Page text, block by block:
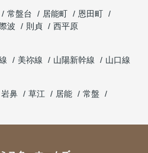
常盤台 居能町
恩田町
波 則貞
西平原
美祢線 山陽新幹線
山口線
岩鼻 草江 居能
常盤